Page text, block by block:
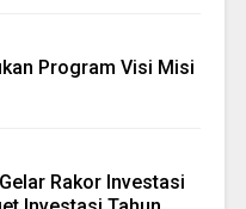
Program Visi Misi
Rakor Investasi